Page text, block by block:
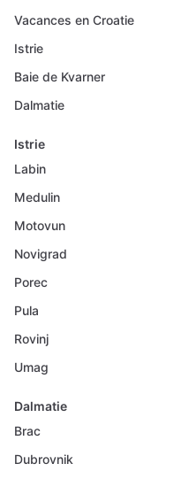
Vacances en Croatie
Istrie
Baie de Kvarner
Dalmatie
Istrie
Labin
Medulin
Motovun
Novigrad
Porec
Pula
Rovinj
Umag
Dalmatie
Brac
Dubrovnik